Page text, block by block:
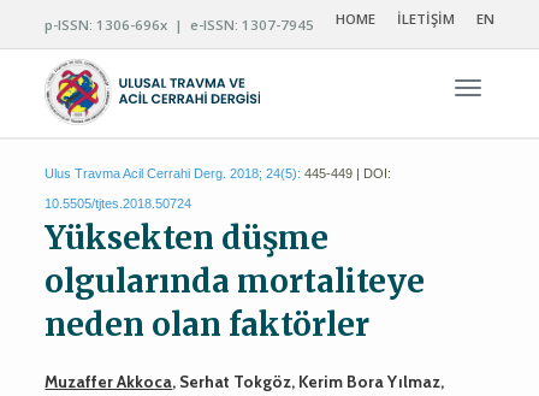
p-ISSN: 1306-696x | e-ISSN: 1307-7945 HOME İLETİŞİM EN
Ulus Travma Acil Cerrahi Derg. 2018; 24(5): 445-449 | DOI:
10.5505/tjtes.2018.50724
Yüksekten düşme
olgularında mortaliteye
neden olan faktörler
Muzaffer Akkoca, Serhat Tokgöz, Kerim Bora Yılmaz,